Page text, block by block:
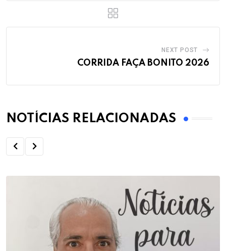
NEXT POST
CORRIDA FAÇA BONITO 2026
NOTÍCIAS RELACIONADAS